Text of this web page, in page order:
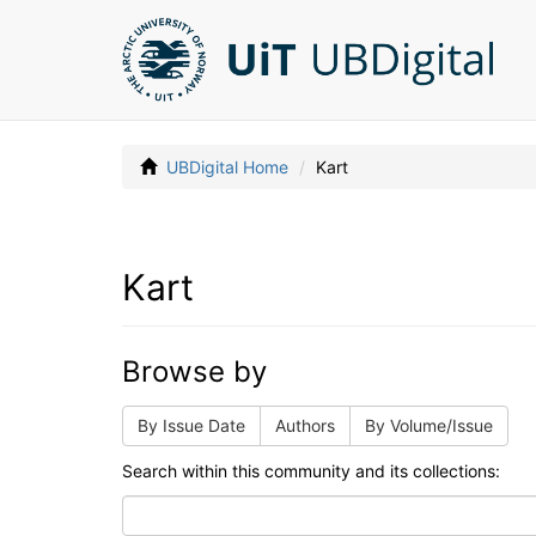
UBDigital Home Kart
Kart
Browse by
By Issue Date Authors By Volume/Issue
Search within this community and its collections: